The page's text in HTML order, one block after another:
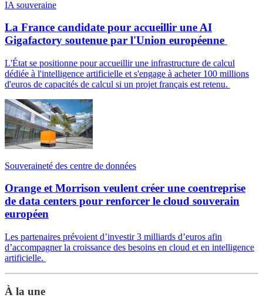
IA souveraine
La France candidate pour accueillir une AI
Gigafactory soutenue par l'Union européenne
L'État se positionne pour accueillir une infrastructure de calcul
dédiée à l'intelligence artificielle et s'engage à acheter 100 millions
d'euros de capacités de calcul si un projet français est retenu.
Souveraineté des centre de données
Orange et Morrison veulent créer une coentreprise
de data centers pour renforcer le cloud souverain
européen
Les partenaires prévoient d’investir 3 milliards d’euros afin
d’accompagner la croissance des besoins en cloud et en intelligence
artificielle.
À la une